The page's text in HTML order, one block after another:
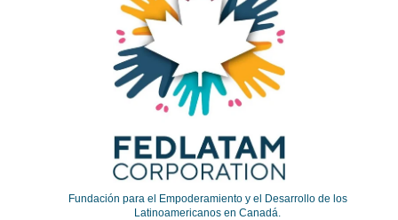
Fundación para el Empoderamiento y el Desarrollo de los
Latinoamericanos en Canadá.